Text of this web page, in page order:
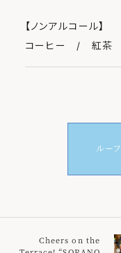
【ノンアルコール】
コーヒー / 紅茶 /
ルー
Cheers on the